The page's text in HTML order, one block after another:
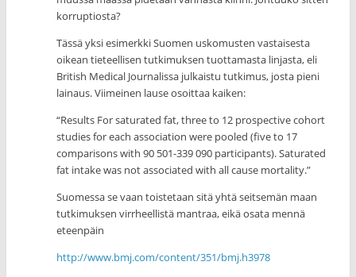
korruptiosta?
Tässä yksi esimerkki Suomen uskomusten vastaisesta
oikean tieteellisen tutkimuksen tuottamasta linjasta, eli
British Medical Journalissa julkaistu tutkimus, josta pieni
lainaus. Viimeinen lause osoittaa kaiken:
“Results For saturated fat, three to 12 prospective cohort
studies for each association were pooled (five to 17
comparisons with 90 501-339 090 participants). Saturated
fat intake was not associated with all cause mortality.”
Suomessa se vaan toistetaan sitä yhtä seitsemän maan
tutkimuksen virrheellistä mantraa, eikä osata mennä
eteenpäin
http://www.bmj.com/content/351/bmj.h3978